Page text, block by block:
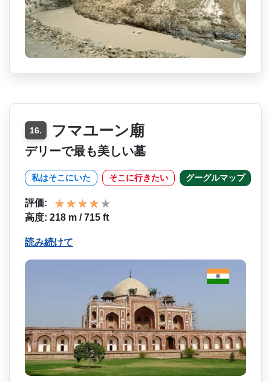
16. フマユーン廟
デリーで最も美しい墓
私はそこにいた そこに行きたい グーグルマップ
評価:
高度: 218 m / 715 ft
読み続けて